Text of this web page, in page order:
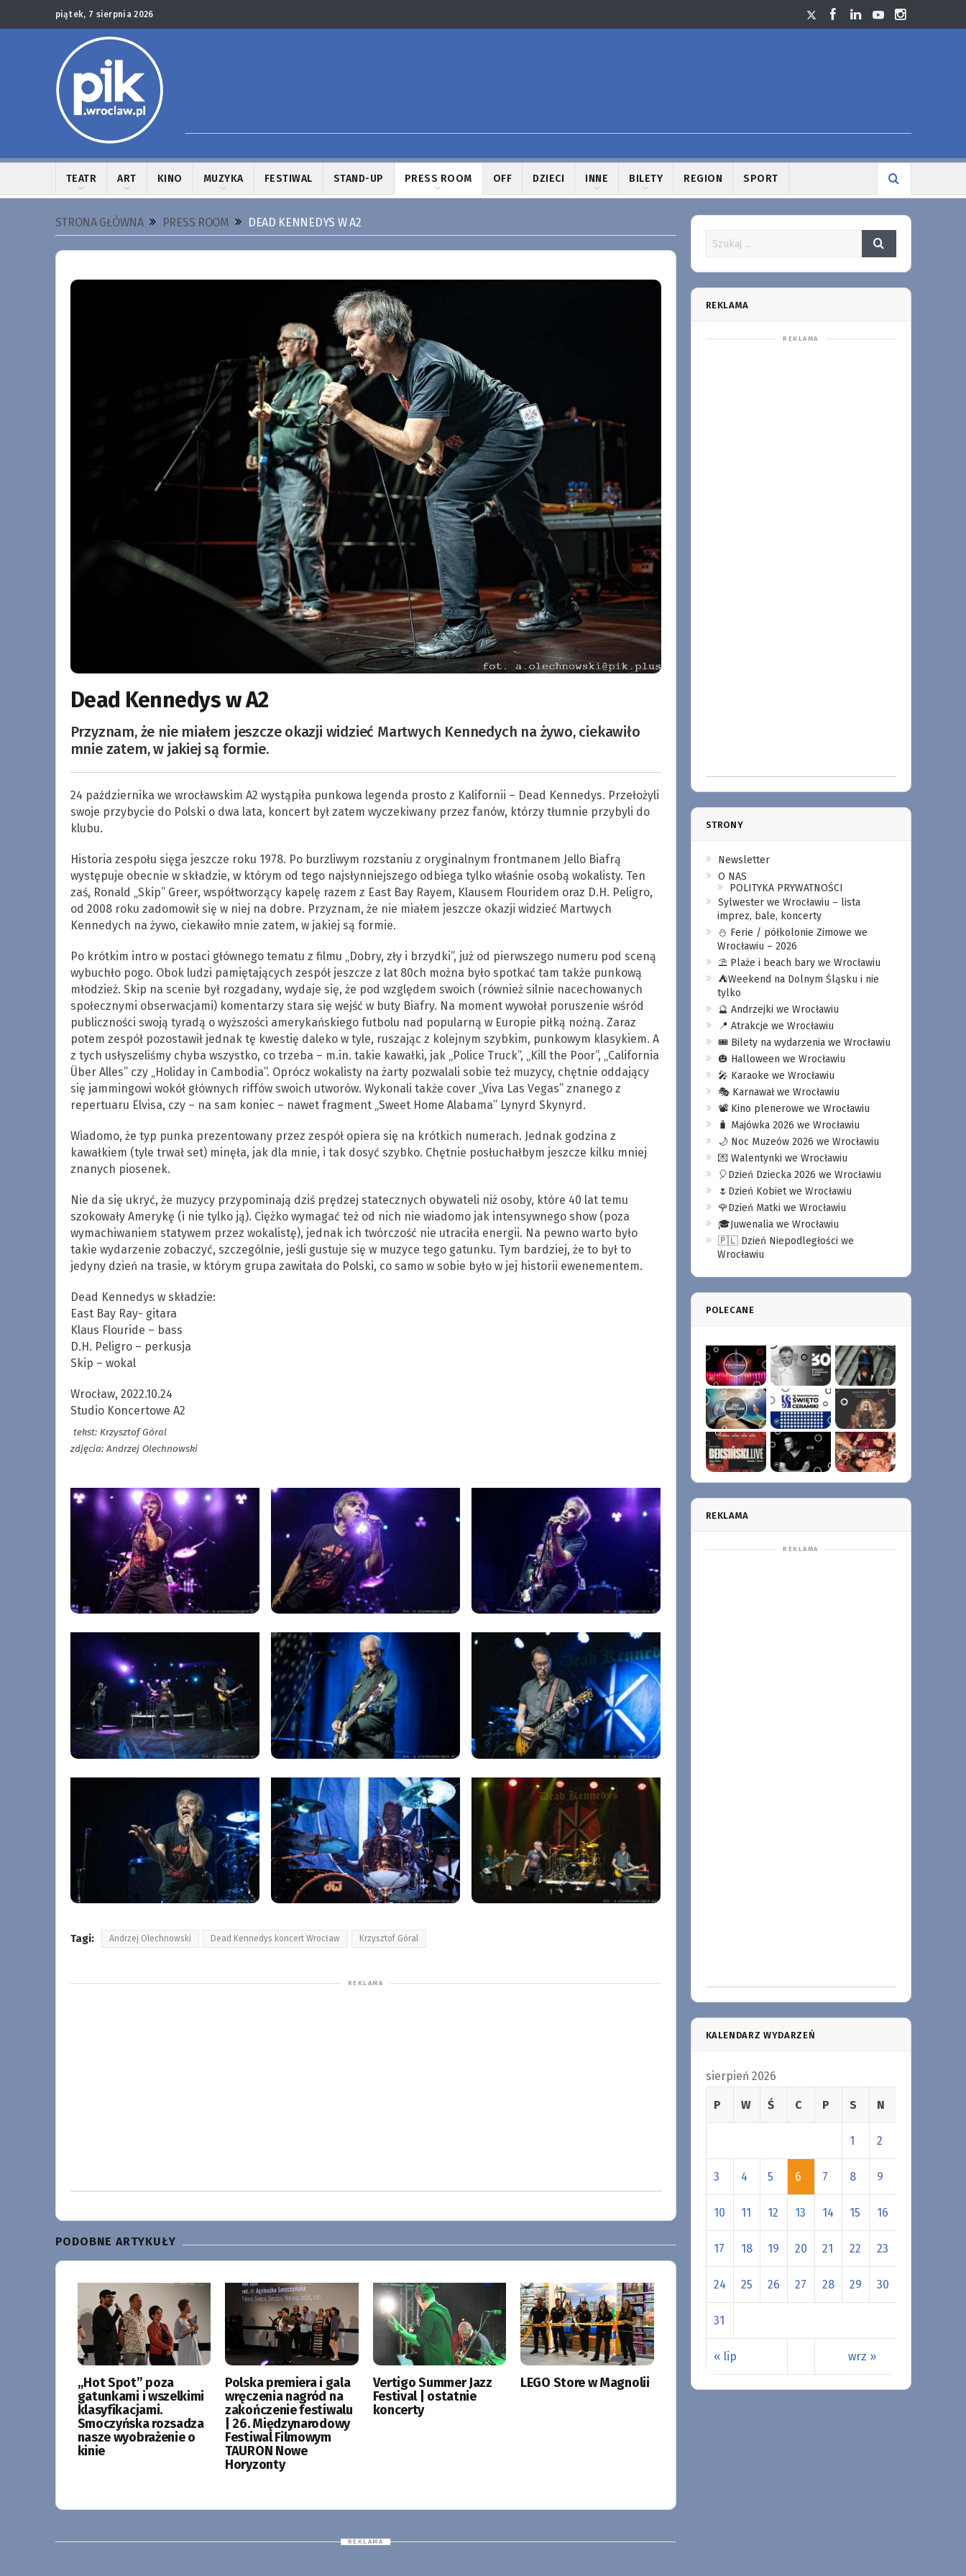
piątek, 7 sierpnia 2026
TEATR ART KINO MUZYKA FESTIWAL STAND-UP PRESS ROOM OFF DZIECI INNE BILETY REGION SPORT
STRONA GŁÓWNA PRESS ROOM DEAD KENNEDYS W A2
Dead Kennedys w A2
Przyznam, że nie miałem jeszcze okazji widzieć Martwych Kennedych na żywo, ciekawiło
mnie zatem, w jakiej są formie.
24 października we wrocławskim A2 wystąpiła punkowa legenda prosto z Kalifornii – Dead Kennedys. Przełożyli
swoje przybycie do Polski o dwa lata, koncert był zatem wyczekiwany przez fanów, którzy tłumnie przybyli do
klubu.
Historia zespołu sięga jeszcze roku 1978. Po burzliwym rozstaniu z oryginalnym frontmanem Jello Biafrą
występuje obecnie w składzie, w którym od tego najsłynniejszego odbiega tylko właśnie osobą wokalisty. Ten
zaś, Ronald „Skip” Greer, współtworzący kapelę razem z East Bay Rayem, Klausem Flouridem oraz D.H. Peligro,
od 2008 roku zadomowił się w niej na dobre. Przyznam, że nie miałem jeszcze okazji widzieć Martwych
Kennedych na żywo, ciekawiło mnie zatem, w jakiej są formie.
Po krótkim intro w postaci głównego tematu z filmu „Dobry, zły i brzydki”, już od pierwszego numeru pod sceną
wybuchło pogo. Obok ludzi pamiętających zespół jeszcze z lat 80ch można było spotkać tam także punkową
młodzież. Skip na scenie był rozgadany, wydaje się, że pod względem swoich (również silnie nacechowanych
społecznymi obserwacjami) komentarzy stara się wejść w buty Biafry. Na moment wywołał poruszenie wśród
publiczności swoją tyradą o wyższości amerykańskiego futbolu nad popularną w Europie piłką nożną. Zaraz
potem zespół pozostawił jednak tę kwestię daleko w tyle, ruszając z kolejnym szybkim, punkowym klasykiem. A
z tych usłyszeliśmy chyba wszystko, co trzeba – m.in. takie kawałki, jak „Police Truck”, „Kill the Poor”, „California
Über Alles” czy „Holiday in Cambodia”. Oprócz wokalisty na żarty pozwalali sobie też muzycy, chętnie oddający
się jammingowi wokół głównych riffów swoich utworów. Wykonali także cover „Viva Las Vegas” znanego z
repertuaru Elvisa, czy – na sam koniec – nawet fragment „Sweet Home Alabama” Lynyrd Skynyrd.
Wiadomo, że typ punka prezentowany przez zespół opiera się na krótkich numerach. Jednak godzina z
kawałkiem (tyle trwał set) minęła, jak dla mnie, i tak dosyć szybko. Chętnie posłuchałbym jeszcze kilku mniej
znanych piosenek.
Nie da się ukryć, że muzycy przypominają dziś prędzej statecznych obywateli niż osoby, które 40 lat temu
szokowały Amerykę (i nie tylko ją). Ciężko wymagać też od nich nie wiadomo jak intensywnego show (poza
wymachiwaniem statywem przez wokalistę), jednak ich twórczość nie utraciła energii. Na pewno warto było
takie wydarzenie zobaczyć, szczególnie, jeśli gustuje się w muzyce tego gatunku. Tym bardziej, że to był to
jedyny dzień na trasie, w którym grupa zawitała do Polski, co samo w sobie było w jej historii ewenementem.
Dead Kennedys w składzie:
East Bay Ray- gitara
Klaus Flouride – bass
D.H. Peligro – perkusja
Skip – wokal
Wrocław, 2022.10.24
Studio Koncertowe A2
tekst: Krzysztof Góral
zdjęcia: Andrzej Olechnowski
Tagi: Andrzej Olechnowski Dead Kennedys koncert Wrocław Krzysztof Góral
PODOBNE ARTYKUŁY
„Hot Spot” poza
gatunkami i wszelkimi
klasyfikacjami.
Smoczyńska rozsadza
nasze wyobrażenie o
kinie
Polska premiera i gala
wręczenia nagród na
zakończenie festiwalu
| 26. Międzynarodowy
Festiwal Filmowym
TAURON Nowe
Horyzonty
Vertigo Summer Jazz
Festival | ostatnie
koncerty
LEGO Store w Magnolii
REKLAMA
STRONY
Newsletter
O NAS
POLITYKA PRYWATNOŚCI
Sylwester we Wrocławiu – lista
imprez, bale, koncerty
⛄️ Ferie / półkolonie Zimowe we
Wrocławiu – 2026
⛱️ Plaże i beach bary we Wrocławiu
⛺️Weekend na Dolnym Śląsku i nie
tylko
🔮 Andrzejki we Wrocławiu
📍 Atrakcje we Wrocławiu
🎟️ Bilety na wydarzenia we Wrocławiu
🎃 Halloween we Wrocławiu
🎤 Karaoke we Wrocławiu
🎭 Karnawał we Wrocławiu
📽️ Kino plenerowe we Wrocławiu
🧳 Majówka 2026 we Wrocławiu
🌙 Noc Muzeów 2026 we Wrocławiu
💌 Walentynki we Wrocławiu
🎈Dzień Dziecka 2026 we Wrocławiu
🌷Dzień Kobiet we Wrocławiu
🌹Dzień Matki we Wrocławiu
🎓Juwenalia we Wrocławiu
🇵🇱 Dzień Niepodległości we
Wrocławiu
POLECANE
REKLAMA
KALENDARZ WYDARZEŃ
sierpień 2026
P W Ś C P S N
« lip wrz »
1 2
3 4 5 6 7 8 9
10 11 12 13 14 15 16
17 18 19 20 21 22 23
24 25 26 27 28 29 30
31